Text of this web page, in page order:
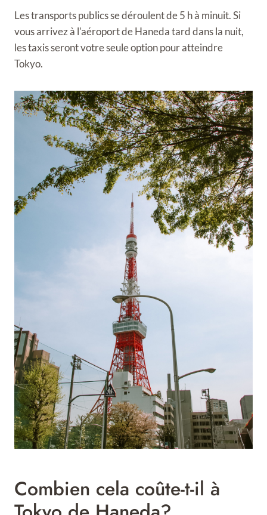
Les transports publics se déroulent de 5 h à minuit. Si
vous arrivez à l'aéroport de Haneda tard dans la nuit,
les taxis seront votre seule option pour atteindre
Tokyo.
Combien cela coûte-t-il à